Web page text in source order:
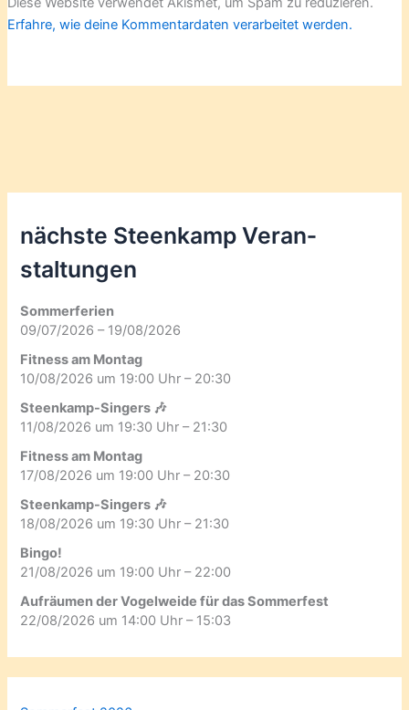
Erfahre, wie deine Kommentardaten verarbeitet werden.
nächste Steenkamp Veran­
staltungen
Sommerferien
09/07/2026 – 19/08/2026
Fitness am Montag
10/08/2026 um 19:00 Uhr – 20:30
Steenkamp-Singers 🎶
11/08/2026 um 19:30 Uhr – 21:30
Fitness am Montag
17/08/2026 um 19:00 Uhr – 20:30
Steenkamp-Singers 🎶
18/08/2026 um 19:30 Uhr – 21:30
Bingo!
21/08/2026 um 19:00 Uhr – 22:00
Aufräumen der Vogelweide für das Sommerfest
22/08/2026 um 14:00 Uhr – 15:03